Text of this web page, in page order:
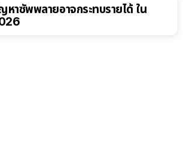
าซัพพลายอาจกระทบรายได้ ใน